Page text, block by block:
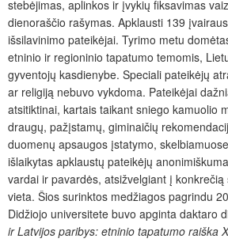
stebėjimas, aplinkos ir įvykių fiksavimas
dienoraščio rašymas. Apklausti 139
išsilavinimo pateikėjai. Tyrimo metu
etninio ir regioninio tapatumo temomis,
gyventojų kasdienybe. Speciali pateikėjų
ar religiją nebuvo vykdoma. Pateikėjai
atsitiktinai, kartais taikant sniego kamuolio
draugų, pažįstamų, giminaičių
duomenų apsaugos įstatymo,
išlaikytas apklaustų pateikėjų
vardai ir pavardės, atsižvelgiant į
vieta. Šios surinktos medžiagos pagrindu
Didžiojo universitete buvo apginta daktaro
ir Latvijos paribys: etninio tapatumo raiška